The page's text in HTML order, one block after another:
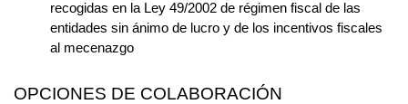
recogidas en la Ley 49/2002 de régimen fiscal de las
entidades sin ánimo de lucro y de los incentivos fiscales
al mecenazgo
OPCIONES DE COLABORACIÓN